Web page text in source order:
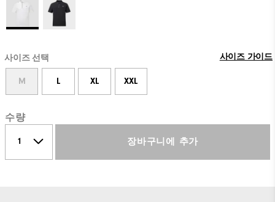
사이즈 선택 사이즈 가이드
M L XL XXL
수량
장바구니에 추가